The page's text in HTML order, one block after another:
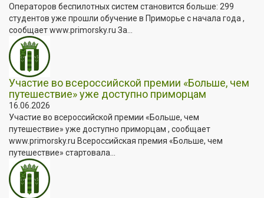
Операторов беспилотных систем становится больше: 299
студентов уже прошли обучение в Приморье с начала года ,
сообщает www.primorsky.ru За...
Участие во всероссийской премии «Больше, чем
путешествие» уже доступно приморцам
16.06.2026
Участие во всероссийской премии «Больше, чем
путешествие» уже доступно приморцам , сообщает
www.primorsky.ru Всероссийская премия «Больше, чем
путешествие» стартовала...